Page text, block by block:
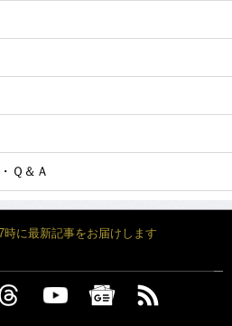
Ｑ＆Ａ
時に最新記事をお届けします